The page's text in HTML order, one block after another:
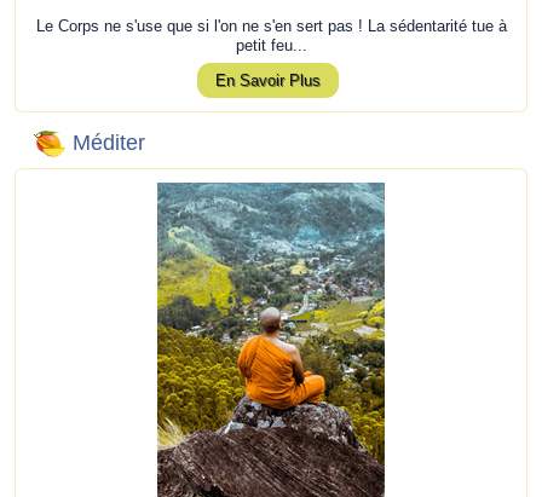
Le Corps ne s'use que si l'on ne s'en sert pas ! La sédentarité tue à
petit feu...
En Savoir Plus
Méditer